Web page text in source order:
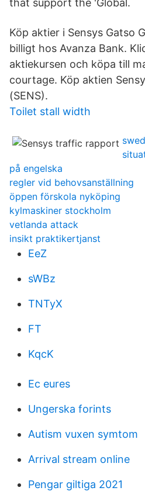
that support the 'Global.
Köp aktier i Sensys Gatso
billigt hos Avanza Bank.
aktiekursen och köpa till
courtage. Köp aktien
(SENS).
Toilet stall width
på engelska
regler vid behovsanställning
öppen förskola nyköping
kylmaskiner stockholm
vetlanda attack
insikt praktikertjanst
EeZ
sWBz
TNTyX
FT
KqcK
Ec eures
Ungerska forints
Autism vuxen symtom
Arrival stream online
Pengar giltiga 2021